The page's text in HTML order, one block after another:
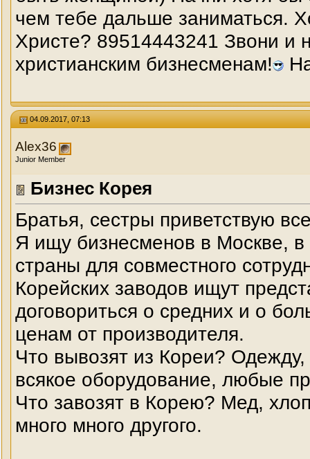
чем тебе дальше заниматься.
Христе? 89514443241 Звони и
христианским бизнесменам!
04.09.2017, 07:13
Alex36
Junior Member
Бизнес Корея
Братья, сестры приветствую
Я ищу бизнесменов в Москве,
страны для совместного
Корейских заводов ищут
договориться о средних и о
ценам от производителя.
Что вывозят из Кореи?
всякое оборудование, любые
Что завозят в Корею? Мед,
много много другого.